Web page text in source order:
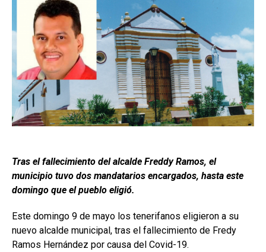
Tras el fallecimiento del alcalde Freddy Ramos, el
municipio tuvo dos mandatarios encargados, hasta este
domingo que el pueblo eligió.
Este domingo 9 de mayo los tenerifanos eligieron a su
nuevo alcalde municipal, tras el fallecimiento de Fredy
Ramos Hernández por causa del Covid-19.